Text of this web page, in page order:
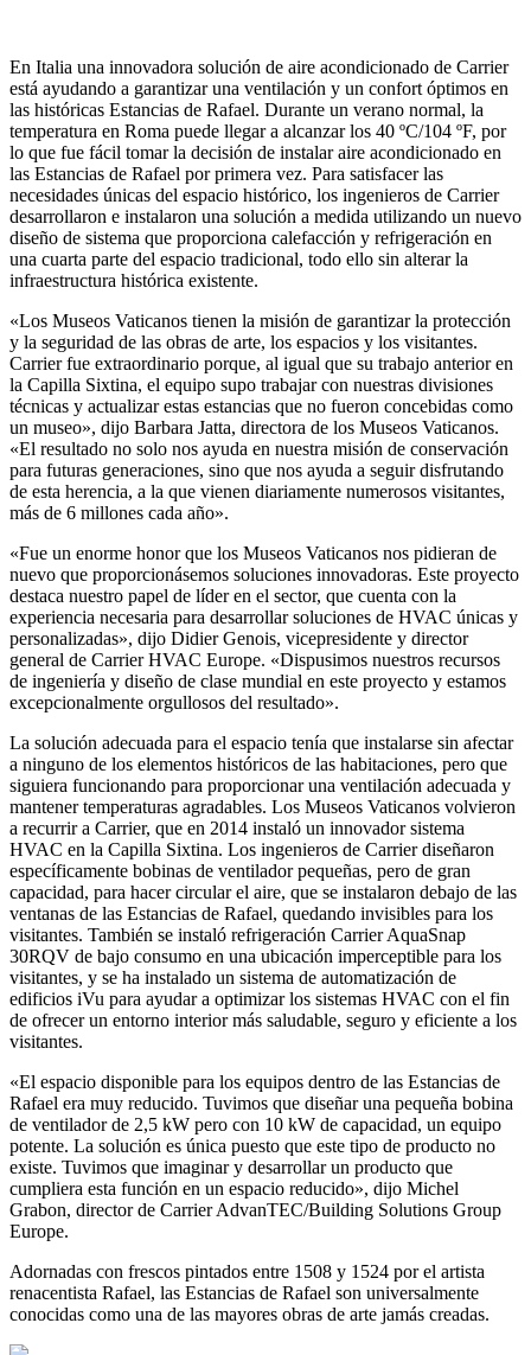
En Italia una innovadora solución de aire acondicionado de Carrier
está ayudando a garantizar una ventilación y un confort óptimos en
las históricas Estancias de Rafael. Durante un verano normal, la
temperatura en Roma puede llegar a alcanzar los 40 ºC/104 ºF, por
lo que fue fácil tomar la decisión de instalar aire acondicionado en
las Estancias de Rafael por primera vez. Para satisfacer las
necesidades únicas del espacio histórico, los ingenieros de Carrier
desarrollaron e instalaron una solución a medida utilizando un nuevo
diseño de sistema que proporciona calefacción y refrigeración en
una cuarta parte del espacio tradicional, todo ello sin alterar la
infraestructura histórica existente.
«Los Museos Vaticanos tienen la misión de garantizar la protección
y la seguridad de las obras de arte, los espacios y los visitantes.
Carrier fue extraordinario porque, al igual que su trabajo anterior en
la Capilla Sixtina, el equipo supo trabajar con nuestras divisiones
técnicas y actualizar estas estancias que no fueron concebidas como
un museo», dijo Barbara Jatta, directora de los Museos Vaticanos.
«El resultado no solo nos ayuda en nuestra misión de conservación
para futuras generaciones, sino que nos ayuda a seguir disfrutando
de esta herencia, a la que vienen diariamente numerosos visitantes,
más de 6 millones cada año».
«Fue un enorme honor que los Museos Vaticanos nos pidieran de
nuevo que proporcionásemos soluciones innovadoras. Este proyecto
destaca nuestro papel de líder en el sector, que cuenta con la
experiencia necesaria para desarrollar soluciones de HVAC únicas y
personalizadas», dijo Didier Genois, vicepresidente y director
general de Carrier HVAC Europe. «Dispusimos nuestros recursos
de ingeniería y diseño de clase mundial en este proyecto y estamos
excepcionalmente orgullosos del resultado».
La solución adecuada para el espacio tenía que instalarse sin afectar
a ninguno de los elementos históricos de las habitaciones, pero que
siguiera funcionando para proporcionar una ventilación adecuada y
mantener temperaturas agradables. Los Museos Vaticanos volvieron
a recurrir a Carrier, que en 2014 instaló un innovador sistema
HVAC en la Capilla Sixtina. Los ingenieros de Carrier diseñaron
específicamente bobinas de ventilador pequeñas, pero de gran
capacidad, para hacer circular el aire, que se instalaron debajo de las
ventanas de las Estancias de Rafael, quedando invisibles para los
visitantes. También se instaló refrigeración Carrier AquaSnap
30RQV de bajo consumo en una ubicación imperceptible para los
visitantes, y se ha instalado un sistema de automatización de
edificios iVu para ayudar a optimizar los sistemas HVAC con el fin
de ofrecer un entorno interior más saludable, seguro y eficiente a los
visitantes.
«El espacio disponible para los equipos dentro de las Estancias de
Rafael era muy reducido. Tuvimos que diseñar una pequeña bobina
de ventilador de 2,5 kW pero con 10 kW de capacidad, un equipo
potente. La solución es única puesto que este tipo de producto no
existe. Tuvimos que imaginar y desarrollar un producto que
cumpliera esta función en un espacio reducido», dijo Michel
Grabon, director de Carrier AdvanTEC/Building Solutions Group
Europe.
Adornadas con frescos pintados entre 1508 y 1524 por el artista
renacentista Rafael, las Estancias de Rafael son universalmente
conocidas como una de las mayores obras de arte jamás creadas.